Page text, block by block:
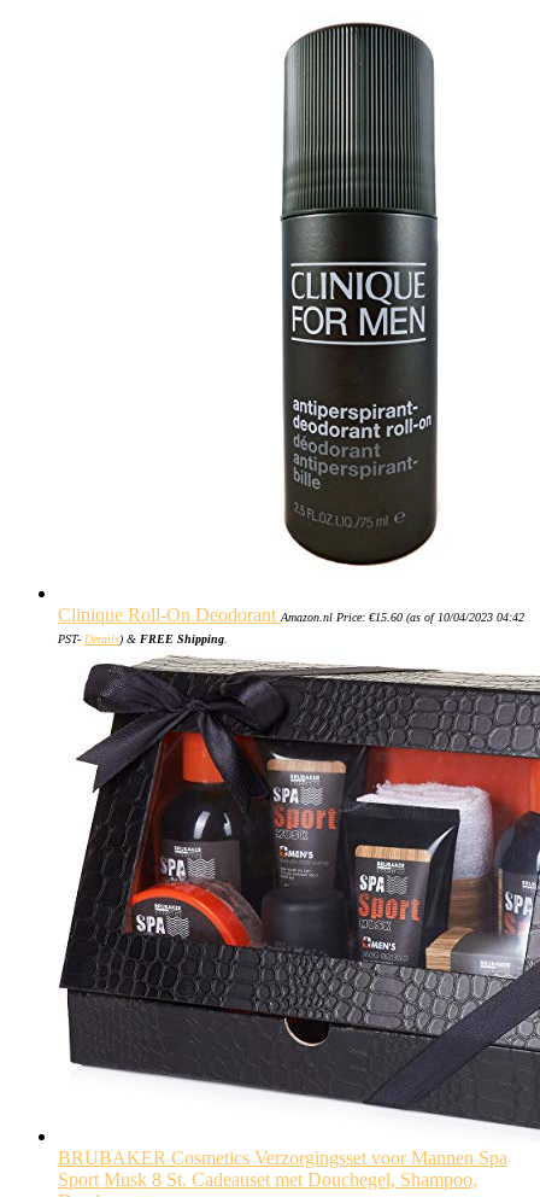
Clinique Roll-On Deodorant Amazon.nl Price: €15.60 (as of 10/04/2023 04:42
PST- Details) & FREE Shipping
BRUBAKER Cosmetics Verzorgingsset voor Mannen Spa
Sport Musk 8 St. Cadeauset met Douchegel, Shampoo,